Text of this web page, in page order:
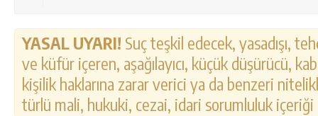
YASAL UYARI! Suç teşkil edecek, yasadışı,
ve küfür içeren, aşağılayıcı, küçük düşürücü,
kişilik haklarına zarar verici ya da benzeri
türlü mali, hukuki, cezai, idari sorumluluk